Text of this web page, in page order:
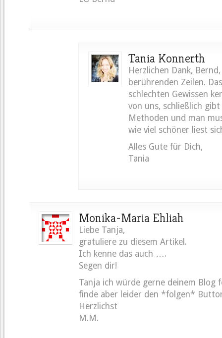
Tania Konnerth
Herzlichen Dank,
berührenden Zeilen.
schlechten Gewissen
von uns, schließlich
Methoden und man
wie viel schöner liest
Alles Gute für Dich,
Tania
Monika-Maria Ehliah
Liebe Tanja,
gratuliere zu diesem Artikel.
Ich kenne das auch ….
Segen dir!
Tanja ich würde gerne deinem Blog
finde aber leider den *folgen*
Herzlichst
M.M.